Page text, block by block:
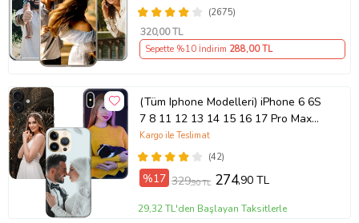
(2675)
320,00 TL
Sepette %10 İndirim 288,00 TL
(Tüm Iphone Modelleri) iPhone 6 6S
7 8 11 12 13 14 15 16 17 Pro Max
Plus Mini Kişiye Özel Resimli
Fotoğraflı Kılıf(42)
Kargo ile Teslimat
%17 329,90 TL 274,90 TL
29,32 TL'den Başlayan Taksitlerle